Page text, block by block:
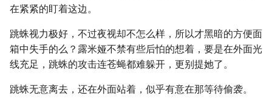
在紧紧的盯着这边。
跳蛛视力极好，不过夜视却不怎么样，所以才黑暗的方便面
箱中失手的么？露米娅不禁有些后怕的想着，要是在外面光
线充足，跳蛛的攻击连苍蝇都难躲开，更别提她了。
跳蛛无意离去，还在外面站着，似乎有意在那等待偷袭。